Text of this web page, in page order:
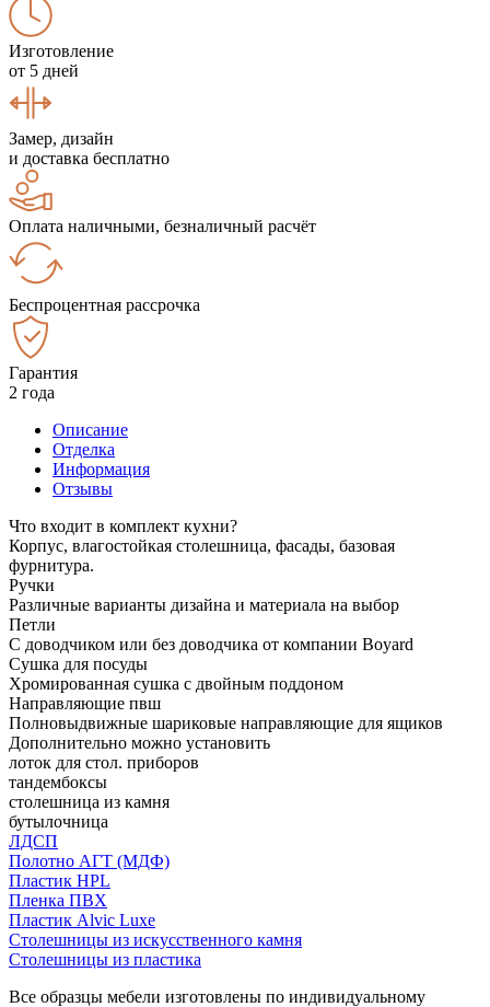
Изготовление
от 5 дней
Замер, дизайн
и доставка бесплатно
Оплата наличными, безналичный расчёт
Беспроцентная рассрочка
Гарантия
2 года
Описание
Отделка
Информация
Отзывы
Что входит в комплект кухни?
Корпус, влагостойкая столешница, фасады, базовая
фурнитура.
Ручки
Различные варианты дизайна и материала на выбор
Петли
С доводчиком или без доводчика от компании Boyard
Сушка для посуды
Хромированная сушка с двойным поддоном
Направляющие пвш
Полновыдвижные шариковые направляющие для ящиков
Дополнительно можно установить
лоток для стол. приборов
тандембоксы
столешница из камня
бутылочница
ЛДСП
Полотно АГТ (МДФ)
Пластик HPL
Пленка ПВХ
Пластик Alvic Luxe
Столешницы из искусственного камня
Столешницы из пластика
Все образцы мебели изготовлены по индивидуальному